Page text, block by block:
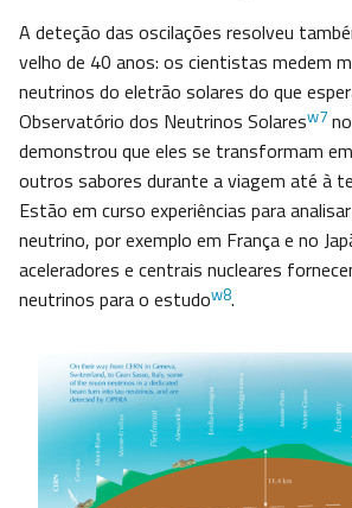
A deteção das oscilações resolveu
velho de 40 anos: os cientistas medem
neutrinos do eletrão solares do que
Observatório dos Neutrinos Solaresw7
demonstrou que eles se transformam
outros sabores durante a viagem até à
Estão em curso experiências para
neutrino, por exemplo em França e no
aceleradores e centrais nucleares
neutrinos para o estudow8.